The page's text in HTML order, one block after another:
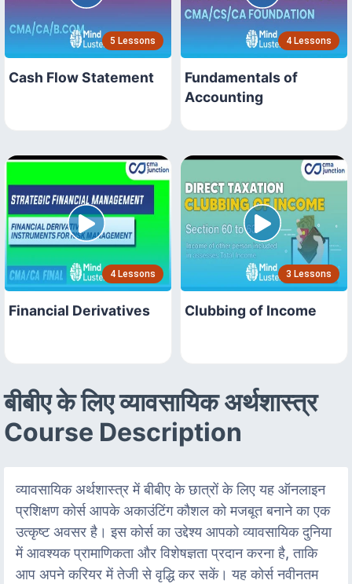
5 Lessons
Cash Flow Statement
4 Lessons
Fundamentals of
Accounting
4 Lessons
Financial Derivatives
3 Lessons
Clubbing of Income
बीबीए के लिए व्यावसायिक अर्थशास्त्र
Course Description
व्यावसायिक अर्थशास्त्र में बीबीए के छात्रों के लिए यह ऑनलाइन
प्रशिक्षण कोर्स आपके अकाउंटिंग कौशल को मजबूत बनाने का एक
उत्कृष्ट अवसर है। इस कोर्स का उद्देश्य आपको व्यावसायिक दुनिया
में आवश्यक प्रामाणिकता और विशेषज्ञता प्रदान करना है, ताकि
आप अपने करियर में तेजी से वृद्धि कर सकें। यह कोर्स नवीनतम